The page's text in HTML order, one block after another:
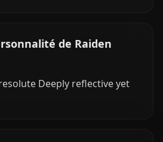
de Raiden
Deeply reflective yet